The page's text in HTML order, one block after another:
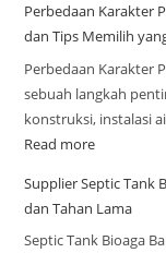
Perbedaan Karakter
dan Tips Memilih
Perbedaan Karakter
sebuah langkah
konstruksi, instalasi
Read more
Supplier Septic Tank
dan Tahan Lama
Septic Tank Bioaga